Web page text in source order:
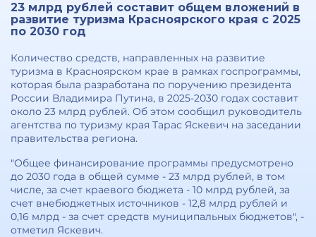
23 млрд рублей составит общем вложений в
развитие туризма Красноярского края с 2025
по 2030 год
Количество средств, направленных на развитие
туризма в Красноярском крае в рамках госпрограммы,
которая была разработана по поручению президента
России Владимира Путина, в 2025-2030 годах составит
около 23 млрд рублей. Об этом сообщил руководитель
агентства по туризму края Тарас Яскевич на заседании
правительства региона.
"Общее финансирование программы предусмотрено
до 2030 года в общей сумме - 23 млрд рублей, в том
числе, за счет краевого бюджета - 10 млрд рублей, за
счет внебюджетных источников - 12,8 млрд рублей и
0,16 млрд - за счет средств муниципальных бюджетов", -
отметил Яскевич.